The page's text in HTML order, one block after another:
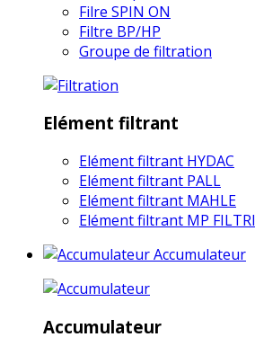
Filre SPIN ON
Filtre BP/HP
Groupe de filtration
Elément filtrant
Elément filtrant HYDAC
Elément filtrant PALL
Elément filtrant MAHLE
Elément filtrant MP FILTRI
Accumulateur
Accumulateur